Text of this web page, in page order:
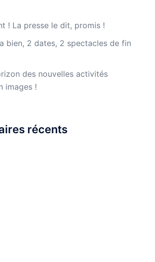
! La presse le dit, promis !
bien, 2 dates, 2 spectacles de fin
des nouvelles activités
images !
récents